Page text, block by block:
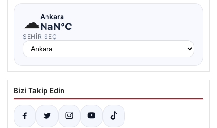
☁Ankara
NaN°C
ŞEHIR SEÇ
Bizi Takip Edin